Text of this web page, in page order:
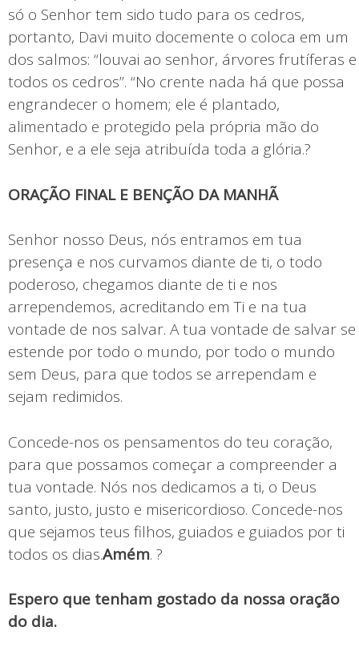
só o Senhor tem sido tudo para os cedros,
portanto, Davi muito docemente o coloca em um
dos salmos: “louvai ao senhor, árvores frutíferas e
todos os cedros”. “No crente nada há que possa
engrandecer o homem; ele é plantado,
alimentado e protegido pela própria mão do
Senhor, e a ele seja atribuída toda a glória.?
ORAÇÃO FINAL E BENÇÃO DA MANHÃ
Senhor nosso Deus, nós entramos em tua
presença e nos curvamos diante de ti, o todo
poderoso, chegamos diante de ti e nos
arrependemos, acreditando em Ti e na tua
vontade de nos salvar. A tua vontade de salvar se
estende por todo o mundo, por todo o mundo
sem Deus, para que todos se arrependam e
sejam redimidos.
Concede-nos os pensamentos do teu coração,
para que possamos começar a compreender a
tua vontade. Nós nos dedicamos a ti, o Deus
santo, justo, justo e misericordioso. Concede-nos
que sejamos teus filhos, guiados e guiados por ti
todos os dias.Amém. ?
Espero que tenham gostado da nossa oração
do dia.